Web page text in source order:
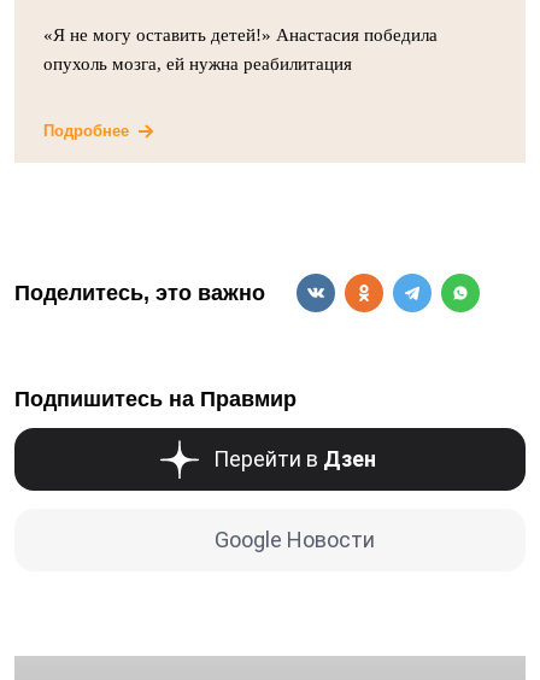
«Я не могу оставить детей!» Анастасия победила
опухоль мозга, ей нужна реабилитация
Подробнее
Поделитесь, это важно
Подпишитесь на Правмир
Перейти в Дзен
Google Новости